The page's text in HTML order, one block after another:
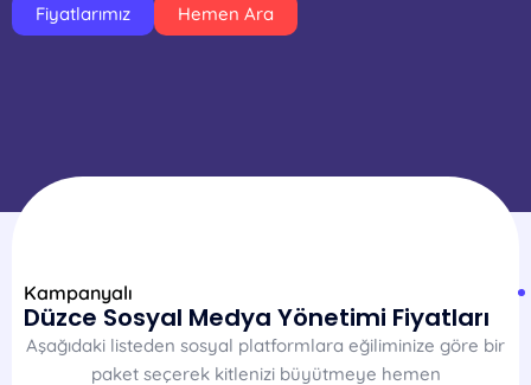
Fiyatlarımız
Hemen Ara
Kampanyalı
Düzce Sosyal Medya Yönetimi Fiyatları
Aşağıdaki listeden sosyal platformlara eğiliminize göre bir
paket seçerek kitlenizi büyütmeye hemen